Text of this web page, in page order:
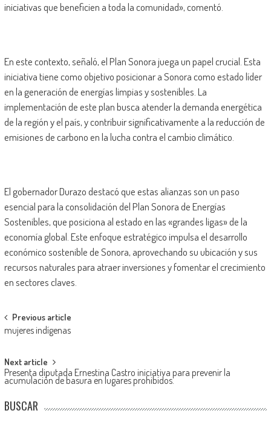
iniciativas que beneficien a toda la comunidad», comentó.
En este contexto, señaló, el Plan Sonora juega un papel crucial. Esta
iniciativa tiene como objetivo posicionar a Sonora como estado líder
en la generación de energías limpias y sostenibles. La
implementación de este plan busca atender la demanda energética
de la región y el país, y contribuir significativamente a la reducción de
emisiones de carbono en la lucha contra el cambio climático.
El gobernador Durazo destacó que estas alianzas son un paso
esencial para la consolidación del Plan Sonora de Energías
Sostenibles, que posiciona al estado en las «grandes ligas» de la
economía global. Este enfoque estratégico impulsa el desarrollo
económico sostenible de Sonora, aprovechando su ubicación y sus
recursos naturales para atraer inversiones y fomentar el crecimiento
en sectores claves.
Post
navigation
Previous article
mujeres indígenas
Next article
Presenta diputada Ernestina Castro iniciativa para prevenir la
acumulación de basura en lugares prohibidos.
BUSCAR